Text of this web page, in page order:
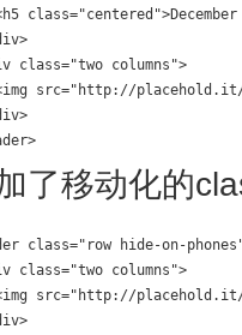
class="two columns">
src="http://
了移动化的
class="row hide-on-
class="two columns">
src="http://